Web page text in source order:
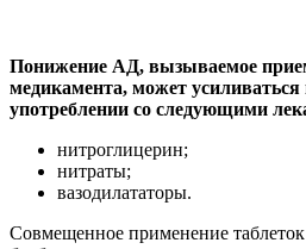
Понижение АД, вызываемое
медикамента, может
употреблении со следующими
нитроглицерин;
нитраты;
вазодилататоры.
Совмещенное применение